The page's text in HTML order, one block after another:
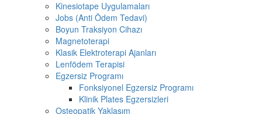
Kinesiotape Uygulamaları
Jobs (Anti Ödem Tedavi)
Boyun Traksiyon Cihazı
Magnetoterapi
Klasik Elektroterapi Ajanları
Lenfödem Terapisi
Egzersiz Programı
Fonksiyonel Egzersiz Programı
Klinik Plates Egzersizleri
Osteopatik Yaklaşım